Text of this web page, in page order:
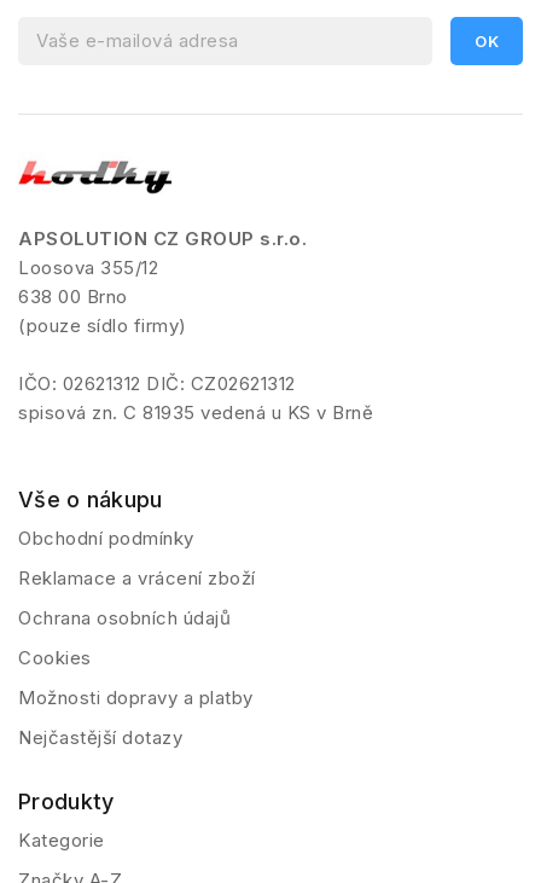
APSOLUTION CZ GROUP s.r.o.
Loosova 355/12
638 00 Brno
(pouze sídlo firmy)
IČO: 02621312 DIČ: CZ02621312
spisová zn. C 81935 vedená u KS v Brně
Vše o nákupu
Obchodní podmínky
Reklamace a vrácení zboží
Ochrana osobních údajů
Cookies
Možnosti dopravy a platby
Nejčastější dotazy
Produkty
Kategorie